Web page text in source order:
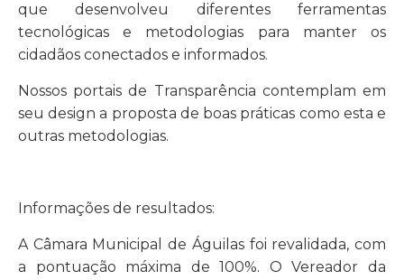
que desenvolveu diferentes ferramentas
tecnológicas e metodologias para manter os
cidadãos conectados e informados.
Nossos portais de Transparência contemplam em
seu design a proposta de boas práticas como esta e
outras metodologias.
Informações de resultados:
A Câmara Municipal de Águilas foi revalidada, com
a pontuação máxima de 100%. O Vereador da